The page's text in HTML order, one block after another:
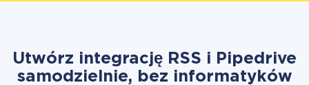
Utwórz integrację RSS i Pipedrive
samodzielnie, bez informatyków